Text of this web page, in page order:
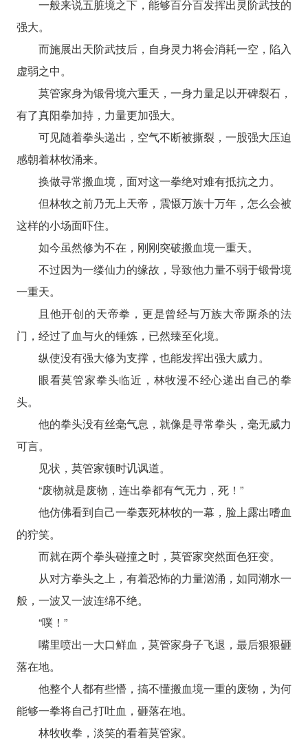
一般来说五脏境之下，能够百分百发挥出灵阶武技的
强大。
而施展出天阶武技后，自身灵力将会消耗一空，陷入
虚弱之中。
莫管家身为锻骨境六重天，一身力量足以开碑裂石，
有了真阳拳加持，力量更加强大。
可见随着拳头递出，空气不断被撕裂，一股强大压迫
感朝着林牧涌来。
换做寻常搬血境，面对这一拳绝对难有抵抗之力。
但林牧之前乃无上天帝，震慑万族十万年，怎么会被
这样的小场面吓住。
如今虽然修为不在，刚刚突破搬血境一重天。
不过因为一缕仙力的缘故，导致他力量不弱于锻骨境
一重天。
且他开创的天帝拳，更是曾经与万族大帝厮杀的法
门，经过了血与火的锤炼，已然臻至化境。
纵使没有强大修为支撑，也能发挥出强大威力。
眼看莫管家拳头临近，林牧漫不经心递出自己的拳
头。
他的拳头没有丝毫气息，就像是寻常拳头，毫无威力
可言。
见状，莫管家顿时讥讽道。
“废物就是废物，连出拳都有气无力，死！”
他仿佛看到自己一拳轰死林牧的一幕，脸上露出嗜血
的狞笑。
而就在两个拳头碰撞之时，莫管家突然面色狂变。
从对方拳头之上，有着恐怖的力量汹涌，如同潮水一
般，一波又一波连绵不绝。
“噗！”
嘴里喷出一大口鲜血，莫管家身子飞退，最后狠狠砸
落在地。
他整个人都有些懵，搞不懂搬血境一重的废物，为何
能够一拳将自己打吐血，砸落在地。
林牧收拳，淡笑的看着莫管家。